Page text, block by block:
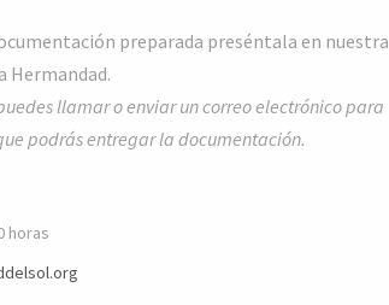
preparada preséntala en nuestra
Hermandad.
llamar o enviar un correo electrónico para
podrás entregar la documentación.
horas